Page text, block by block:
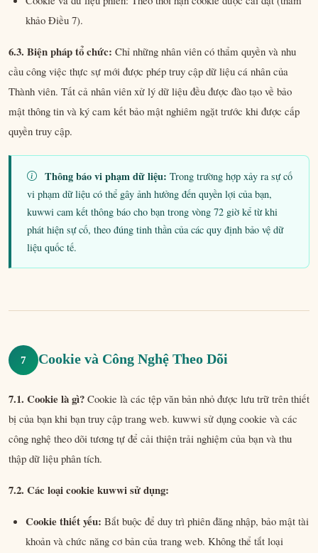
khảo Điều 7).
6.3. Biện pháp tổ chức: Chỉ những nhân viên có thẩm quyền và nhu
cầu công việc thực sự mới được phép truy cập dữ liệu cá nhân của
Thành viên. Tất cả nhân viên xử lý dữ liệu đều được đào tạo về bảo
mật thông tin và ký cam kết bảo mật nghiêm ngặt trước khi được cấp
quyền truy cập.
Thông báo vi phạm dữ liệu: Trong trường hợp xảy ra sự cố
vi phạm dữ liệu có thể gây ảnh hưởng đến quyền lợi của bạn,
kuwwi cam kết thông báo cho bạn trong vòng 72 giờ kể từ khi
phát hiện sự cố, theo đúng tinh thần của các quy định bảo vệ dữ
liệu quốc tế.
7 Cookie và Công Nghệ Theo Dõi
7.1. Cookie là gì? Cookie là các tệp văn bản nhỏ được lưu trữ trên thiết
bị của bạn khi bạn truy cập trang web. kuwwi sử dụng cookie và các
công nghệ theo dõi tương tự để cải thiện trải nghiệm của bạn và thu
thập dữ liệu phân tích.
7.2. Các loại cookie kuwwi sử dụng:
Cookie thiết yếu: Bắt buộc để duy trì phiên đăng nhập, bảo mật tài
khoản và chức năng cơ bản của trang web. Không thể tắt loại